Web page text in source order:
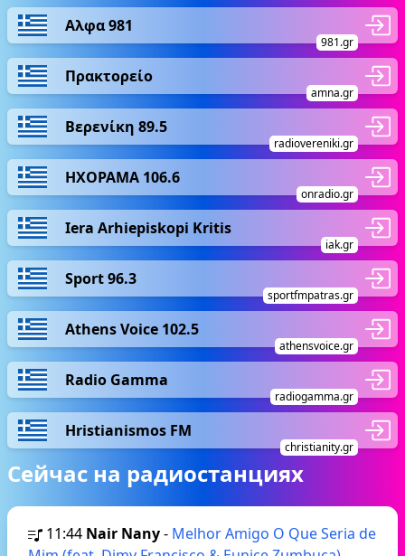
Αλφα 981
981.gr
Πρακτορείο
amna.gr
Βερενίκη 89.5
radiovereniki.gr
ΗΧΟΡΑΜΑ 106.6
onradio.gr
Iera Arhiepiskopi Kritis
iak.gr
Sport 96.3
sportfmpatras.gr
Athens Voice 102.5
athensvoice.gr
Radio Gamma
radiogamma.gr
Hristianismos FM
christianity.gr
Сейчас на радиостанциях
11:44 Nair Nany- Melhor Amigo O Que Seria de